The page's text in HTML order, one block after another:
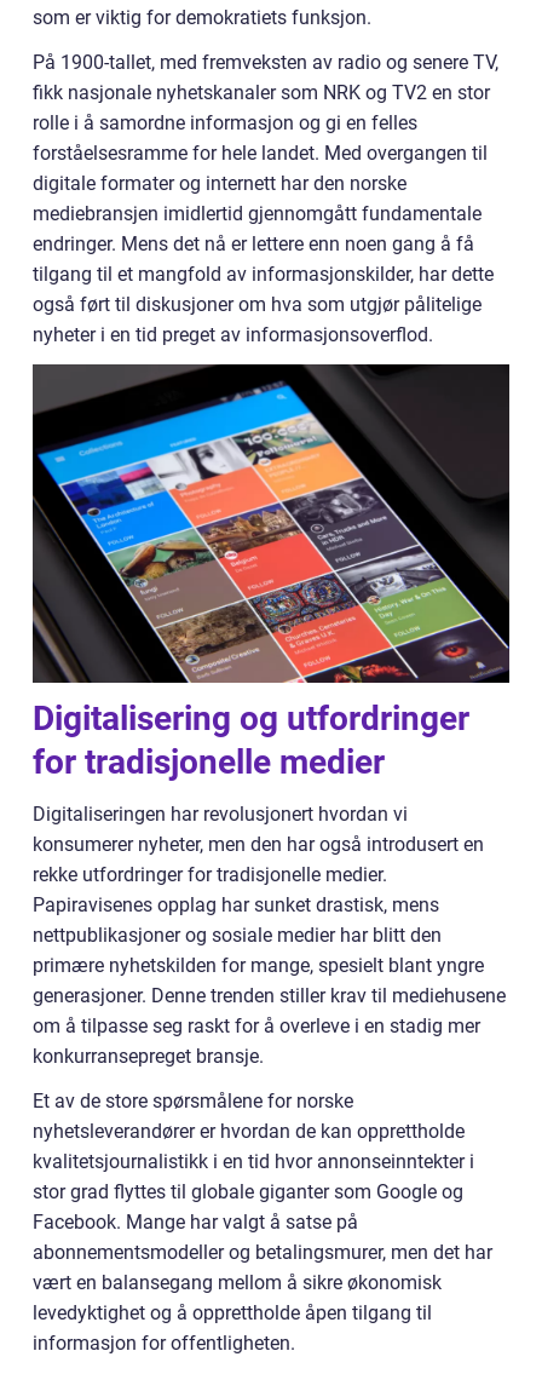
som er viktig for demokratiets funksjon.
På 1900-tallet, med fremveksten av radio og senere TV,
fikk nasjonale nyhetskanaler som NRK og TV2 en stor
rolle i å samordne informasjon og gi en felles
forståelsesramme for hele landet. Med overgangen til
digitale formater og internett har den norske
mediebransjen imidlertid gjennomgått fundamentale
endringer. Mens det nå er lettere enn noen gang å få
tilgang til et mangfold av informasjonskilder, har dette
også ført til diskusjoner om hva som utgjør pålitelige
nyheter i en tid preget av informasjonsoverflod.
Digitalisering og utfordringer
for tradisjonelle medier
Digitaliseringen har revolusjonert hvordan vi
konsumerer nyheter, men den har også introdusert en
rekke utfordringer for tradisjonelle medier.
Papiravisenes opplag har sunket drastisk, mens
nettpublikasjoner og sosiale medier har blitt den
primære nyhetskilden for mange, spesielt blant yngre
generasjoner. Denne trenden stiller krav til mediehusene
om å tilpasse seg raskt for å overleve i en stadig mer
konkurransepreget bransje.
Et av de store spørsmålene for norske
nyhetsleverandører er hvordan de kan opprettholde
kvalitetsjournalistikk i en tid hvor annonseinntekter i
stor grad flyttes til globale giganter som Google og
Facebook. Mange har valgt å satse på
abonnementsmodeller og betalingsmurer, men det har
vært en balansegang mellom å sikre økonomisk
levedyktighet og å opprettholde åpen tilgang til
informasjon for offentligheten.